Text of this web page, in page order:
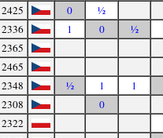
2425 0
½
2336 1 0
½
2365
2465
2348 ½ 1
1
2308
0
2322